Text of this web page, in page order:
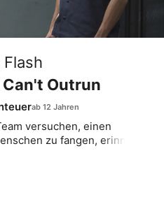
Flash
Outrun
versuchen, einen
zu fangen, erinnern